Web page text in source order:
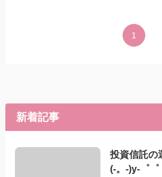
1
新着記事
投資信託の
(-。-)y-゜゜